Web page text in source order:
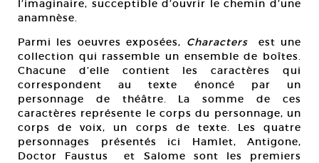
l’imaginaire, succeptible d’ouvrir le chemin d’une
anamnèse.
Parmi les oeuvres exposées, Charactersest une
collection qui rassemble un ensemble de boîtes.
Chacune d’elle contient les caractères qui
correspondent au texte énoncé par un
personnage de théâtre. La somme de ces
caractères représente le corps du personnage, un
corps de voix, un corps de texte. Les quatre
personnages présentés ici Hamlet, Antigone,
Doctor Faustus et Salome sont les premiers